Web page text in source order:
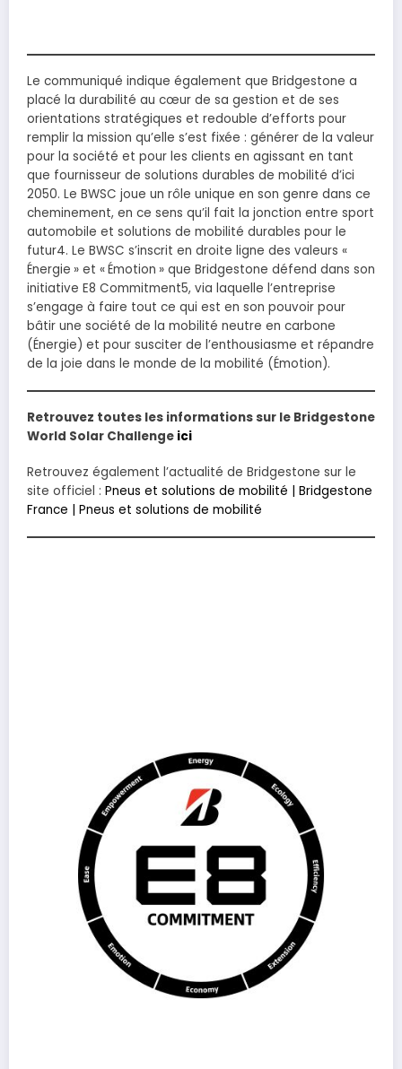
Le communiqué indique également que Bridgestone a
placé la durabilité au cœur de sa gestion et de ses
orientations stratégiques et redouble d’efforts pour
remplir la mission qu’elle s’est fixée : générer de la valeur
pour la société et pour les clients en agissant en tant
que fournisseur de solutions durables de mobilité d’ici
2050. Le BWSC joue un rôle unique en son genre dans ce
cheminement, en ce sens qu’il fait la jonction entre sport
automobile et solutions de mobilité durables pour le
futur4. Le BWSC s’inscrit en droite ligne des valeurs «
Énergie » et « Émotion » que Bridgestone défend dans son
initiative E8 Commitment5, via laquelle l’entreprise
s’engage à faire tout ce qui est en son pouvoir pour
bâtir une société de la mobilité neutre en carbone
(Énergie) et pour susciter de l’enthousiasme et répandre
de la joie dans le monde de la mobilité (Émotion).
Retrouvez toutes les informations sur le Bridgestone
World Solar Challenge ici
Retrouvez également l’actualité de Bridgestone sur le
site officiel : Pneus et solutions de mobilité | Bridgestone
France | Pneus et solutions de mobilité